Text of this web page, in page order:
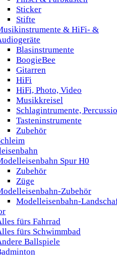
Sticker
Stifte
& HiFi- &
Blasinstrumente
BoogieBee
Gitarren
HiFi
HiFi, Photo, Video
Musikkreisel
Schlagintrumente,
Tasteninstrumente
Zubehör
Spur H0
Zubehör
Züge
Zubehör
Modelleisenbahn-
fürs Fahrrad
fürs Schwimmbad
Ballspiele